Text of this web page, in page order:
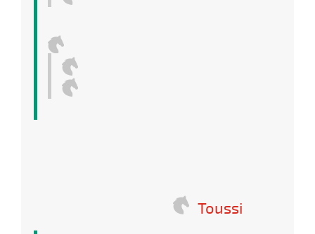
Toussi